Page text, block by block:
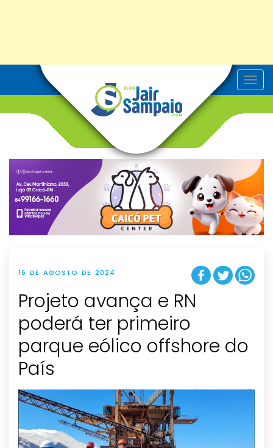
T
o
v
g
t
i
o
n
16 DE AGOSTO DE 2024
Projeto avança e RN
poderá ter primeiro
parque eólico offshore do
País